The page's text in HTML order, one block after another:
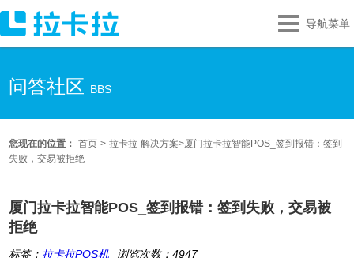
导航菜单
问答社区 BBS
您现在的位置： 首页 > 拉卡拉-解决方案>厦门拉卡拉智能POS_签到报错：签到
失败，交易被拒绝
厦门拉卡拉智能POS_签到报错：签到失败，交易被
拒绝
标签： 拉卡拉POS机 浏览次数：4947